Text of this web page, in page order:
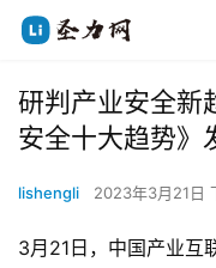
研判产业安全新
安全十大趋势》
lishengli 2023年3月21日
3月21日，中国产业互